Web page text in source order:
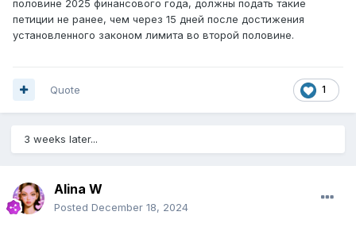
половине 2025 финансового года, должны подать такие
петиции не ранее, чем через 15 дней после достижения
установленного законом лимита во второй половине.
1
Quote
3 weeks later...
Alina W
Posted December 18, 2024